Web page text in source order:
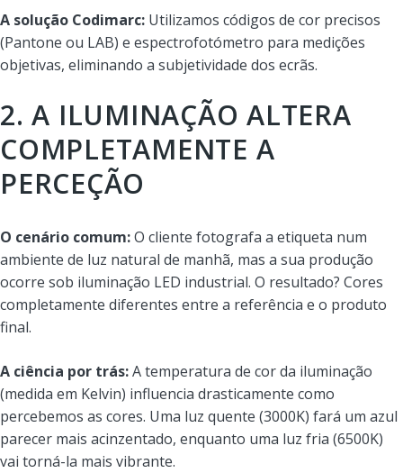
A solução Codimarc: Utilizamos códigos de cor precisos
(Pantone ou LAB) e espectrofotómetro para medições
objetivas, eliminando a subjetividade dos ecrãs.
2. A ILUMINAÇÃO ALTERA
COMPLETAMENTE A
PERCEÇÃO
O cenário comum:O cliente fotografa a etiqueta num
ambiente de luz natural de manhã, mas a sua produção
ocorre sob iluminação LED industrial. O resultado? Cores
completamente diferentes entre a referência e o produto
final.
A ciência por trás:A temperatura de cor da iluminação
(medida em Kelvin) influencia drasticamente como
percebemos as cores. Uma luz quente (3000K) fará um azul
parecer mais acinzentado, enquanto uma luz fria (6500K)
vai torná-la mais vibrante.